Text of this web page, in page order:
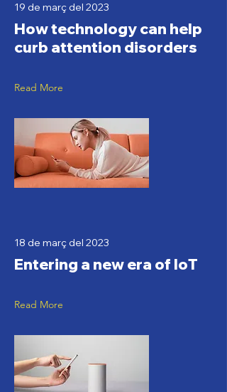
19 de març del 2023
How technology can help
curb attention disorders
Read More
18 de març del 2023
Entering a new era of IoT
Read More